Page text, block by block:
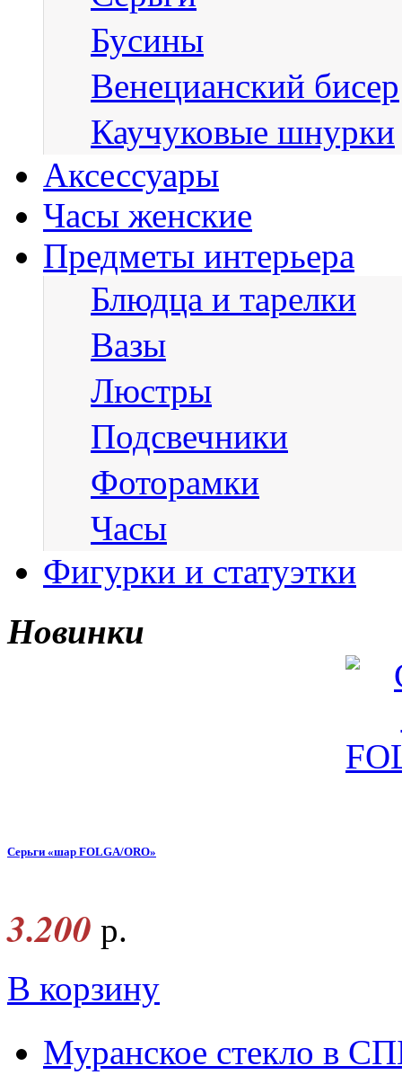
Бусины
Венецианский бисер
Каучуковые шнурки
Аксессуары
Часы женские
Предметы интерьера
Блюдца и тарелки
Вазы
Люстры
Подсвечники
Фоторамки
Часы
Фигурки и статуэтки
Новинки
Серьги «шар FOLGA/ORO»
3.200 р.
В корзину
Муранское стекло в